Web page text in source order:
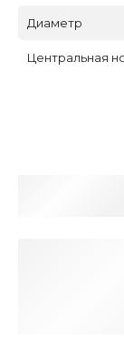
Диаметр
Центральная